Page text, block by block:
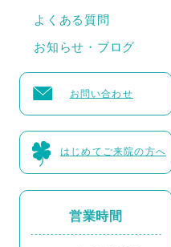
よくある質問
お知らせ・ブログ
お問い合わせ
はじめてご来院の方へ
営業時間